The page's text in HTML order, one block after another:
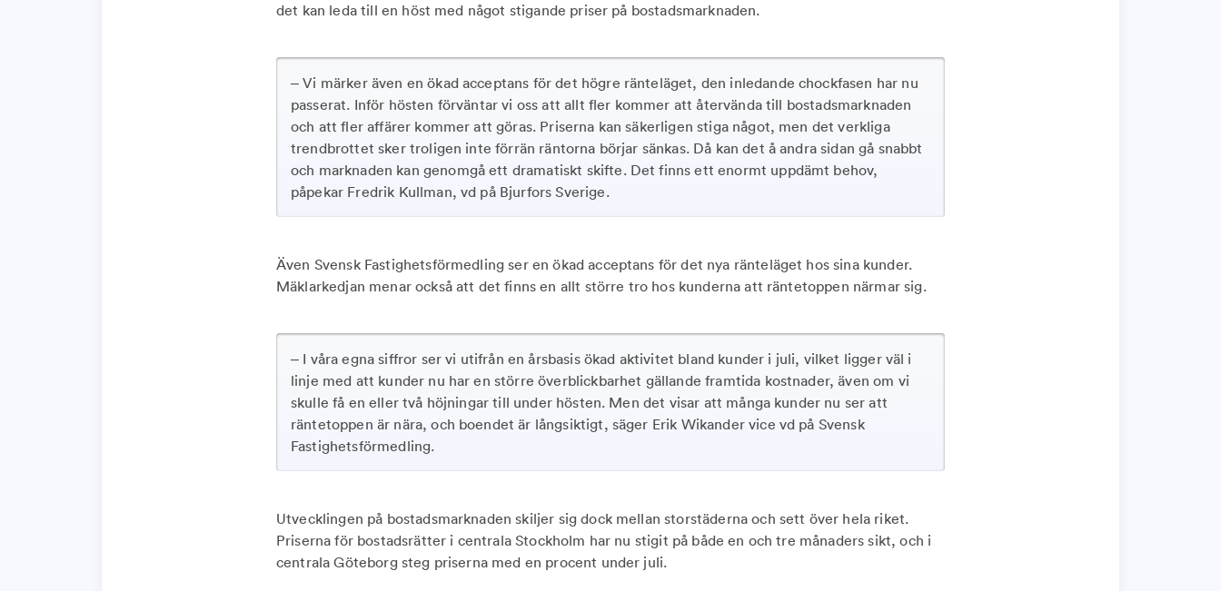
det kan leda till en höst med något stigande priser på bostadsmarknaden.
– Vi märker även en ökad acceptans för det högre ränteläget, den inledande chockfasen har nu
passerat. Inför hösten förväntar vi oss att allt fler kommer att återvända till bostadsmarknaden
och att fler affärer kommer att göras. Priserna kan säkerligen stiga något, men det verkliga
trendbrottet sker troligen inte förrän räntorna börjar sänkas. Då kan det å andra sidan gå snabbt
och marknaden kan genomgå ett dramatiskt skifte. Det finns ett enormt uppdämt behov,
påpekar Fredrik Kullman, vd på Bjurfors Sverige.
Även Svensk Fastighetsförmedling ser en ökad acceptans för det nya ränteläget hos sina kunder.
Mäklarkedjan menar också att det finns en allt större tro hos kunderna att räntetoppen närmar sig.
– I våra egna siffror ser vi utifrån en årsbasis ökad aktivitet bland kunder i juli, vilket ligger väl i
linje med att kunder nu har en större överblickbarhet gällande framtida kostnader, även om vi
skulle få en eller två höjningar till under hösten. Men det visar att många kunder nu ser att
räntetoppen är nära, och boendet är långsiktigt, säger Erik Wikander vice vd på Svensk
Fastighetsförmedling.
Utvecklingen på bostadsmarknaden skiljer sig dock mellan storstäderna och sett över hela riket.
Priserna för bostadsrätter i centrala Stockholm har nu stigit på både en och tre månaders sikt, och i
centrala Göteborg steg priserna med en procent under juli.